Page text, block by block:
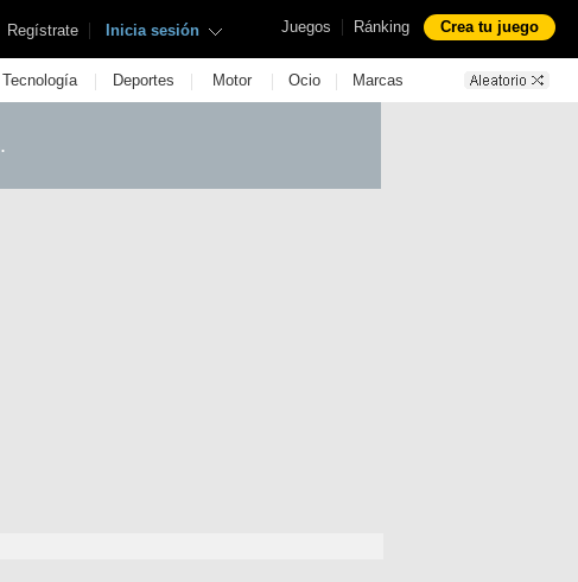
Juegos | Ránking Crea tu juego
Regístrate | Inicia sesión
Tecnología | Deportes | Motor | Ocio | Marcas
.